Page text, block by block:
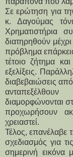
Σε ερώτηση για
κ. Δαγούμας
Χρηματιστήρια
διατηρηθούν
πρόβλημα
τέτοιο ζήτημα
εξελίξεις.
διαβεβαιώσεις
διαμορφώνονται
προχωρήσουν
χρειαστεί.
Τέλος, επανέλαβε
σχεδιασμός για
σημερινή εικόνα